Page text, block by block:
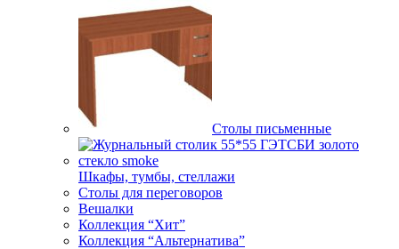
Столы письменные
Шкафы, тумбы, стеллажи
Столы для переговоров
Вешалки
Коллекция “Хит”
Коллекция “Альтернатива”